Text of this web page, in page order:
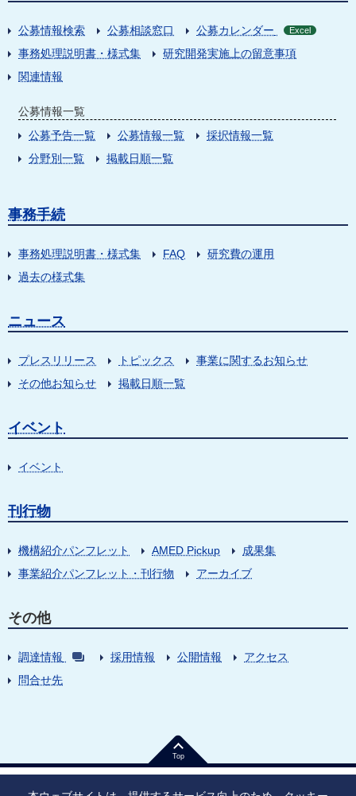
公募情報検索 公募相談窓口 公募カレンダー Excel
事務処理説明書・様式集
研究開発実施上の留意事項
関連情報
公募情報一覧
公募予告一覧
公募情報一覧
採択情報一覧
分野別一覧
掲載日順一覧
事務手続
事務処理説明書・様式集 FAQ
研究費の運用
過去の様式集
ニュース
プレスリリース トピックス
事業に関するお知らせ
その他お知らせ
掲載日順一覧
イベント
イベント
刊行物
機構紹介パンフレット AMED Pickup
成果集
事業紹介パンフレット・刊行物
アーカイブ
その他
調達情報 採用情報 公開情報
アクセス
問合せ先
Top